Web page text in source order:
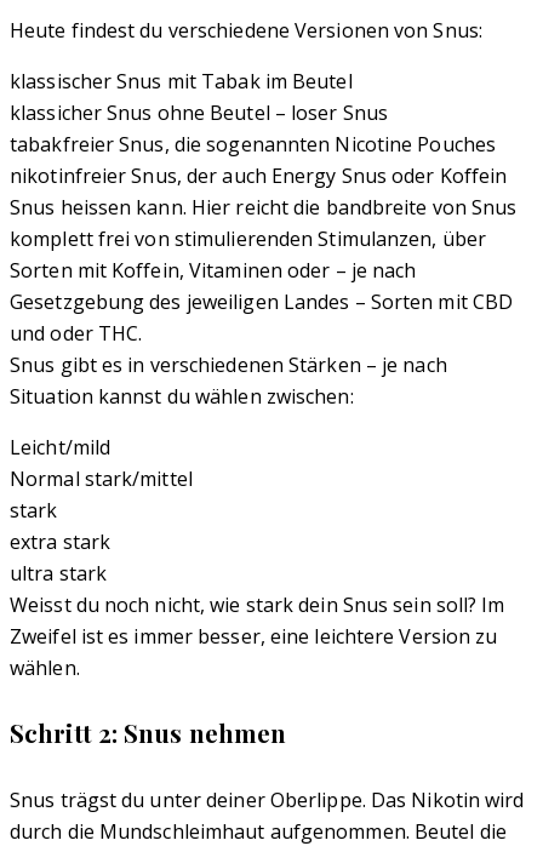
Heute findest du verschiedene Versionen von Snus:
klassischer Snus mit Tabak im Beutel
klassicher Snus ohne Beutel – loser Snus
tabakfreier Snus, die sogenannten Nicotine Pouches
nikotinfreier Snus, der auch Energy Snus oder Koffein
Snus heissen kann. Hier reicht die bandbreite von Snus
komplett frei von stimulierenden Stimulanzen, über
Sorten mit Koffein, Vitaminen oder – je nach
Gesetzgebung des jeweiligen Landes – Sorten mit CBD
und oder THC.
Snus gibt es in verschiedenen Stärken – je nach
Situation kannst du wählen zwischen:
Leicht/mild
Normal stark/mittel
stark
extra stark
ultra stark
Weisst du noch nicht, wie stark dein Snus sein soll? Im
Zweifel ist es immer besser, eine leichtere Version zu
wählen.
Schritt 2: Snus nehmen
Snus trägst du unter deiner Oberlippe. Das Nikotin wird
durch die Mundschleimhaut aufgenommen. Beutel die